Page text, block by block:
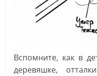
Вспомните, как в
деревяшке,